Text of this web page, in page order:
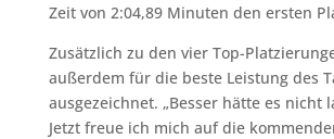
Zeit von 2:04,89 Minuten den ersten
Zusätzlich zu den vier Top-
außerdem für die beste Leistung des
ausgezeichnet. „Besser hätte es nicht
Jetzt freue ich mich auf die